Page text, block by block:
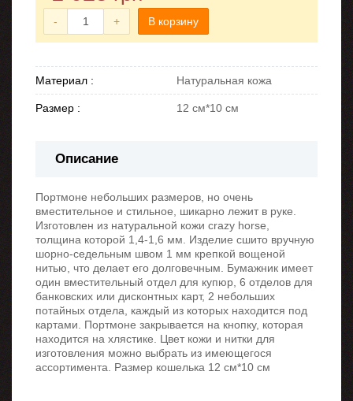
- + В корзину
Материал : Натуральная кожа
Размер : 12 см*10 см
Описание
Портмоне небольших размеров, но очень
вместительное и стильное, шикарно лежит в руке.
Изготовлен из натуральной кожи crazy horse,
толщина которой 1,4-1,6 мм. Изделие сшито вручную
шорно-седельным швом 1 мм крепкой вощеной
нитью, что делает его долговечным. Бумажник имеет
один вместительный отдел для купюр, 6 отделов для
банковских или дисконтных карт, 2 небольших
потайных отдела, каждый из которых находится под
картами. Портмоне закрывается на кнопку, которая
находится на хлястике. Цвет кожи и нитки для
изготовления можно выбрать из имеющегося
ассортимента. Размер кошелька 12 см*10 см